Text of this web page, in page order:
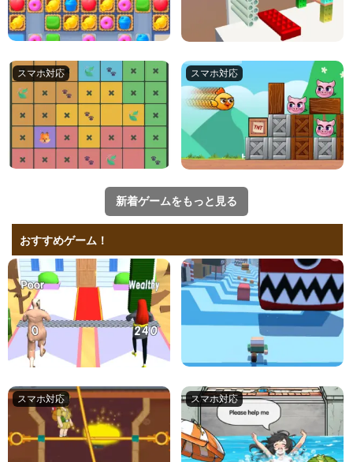
新着ゲームをもっと見る
おすすめゲーム！